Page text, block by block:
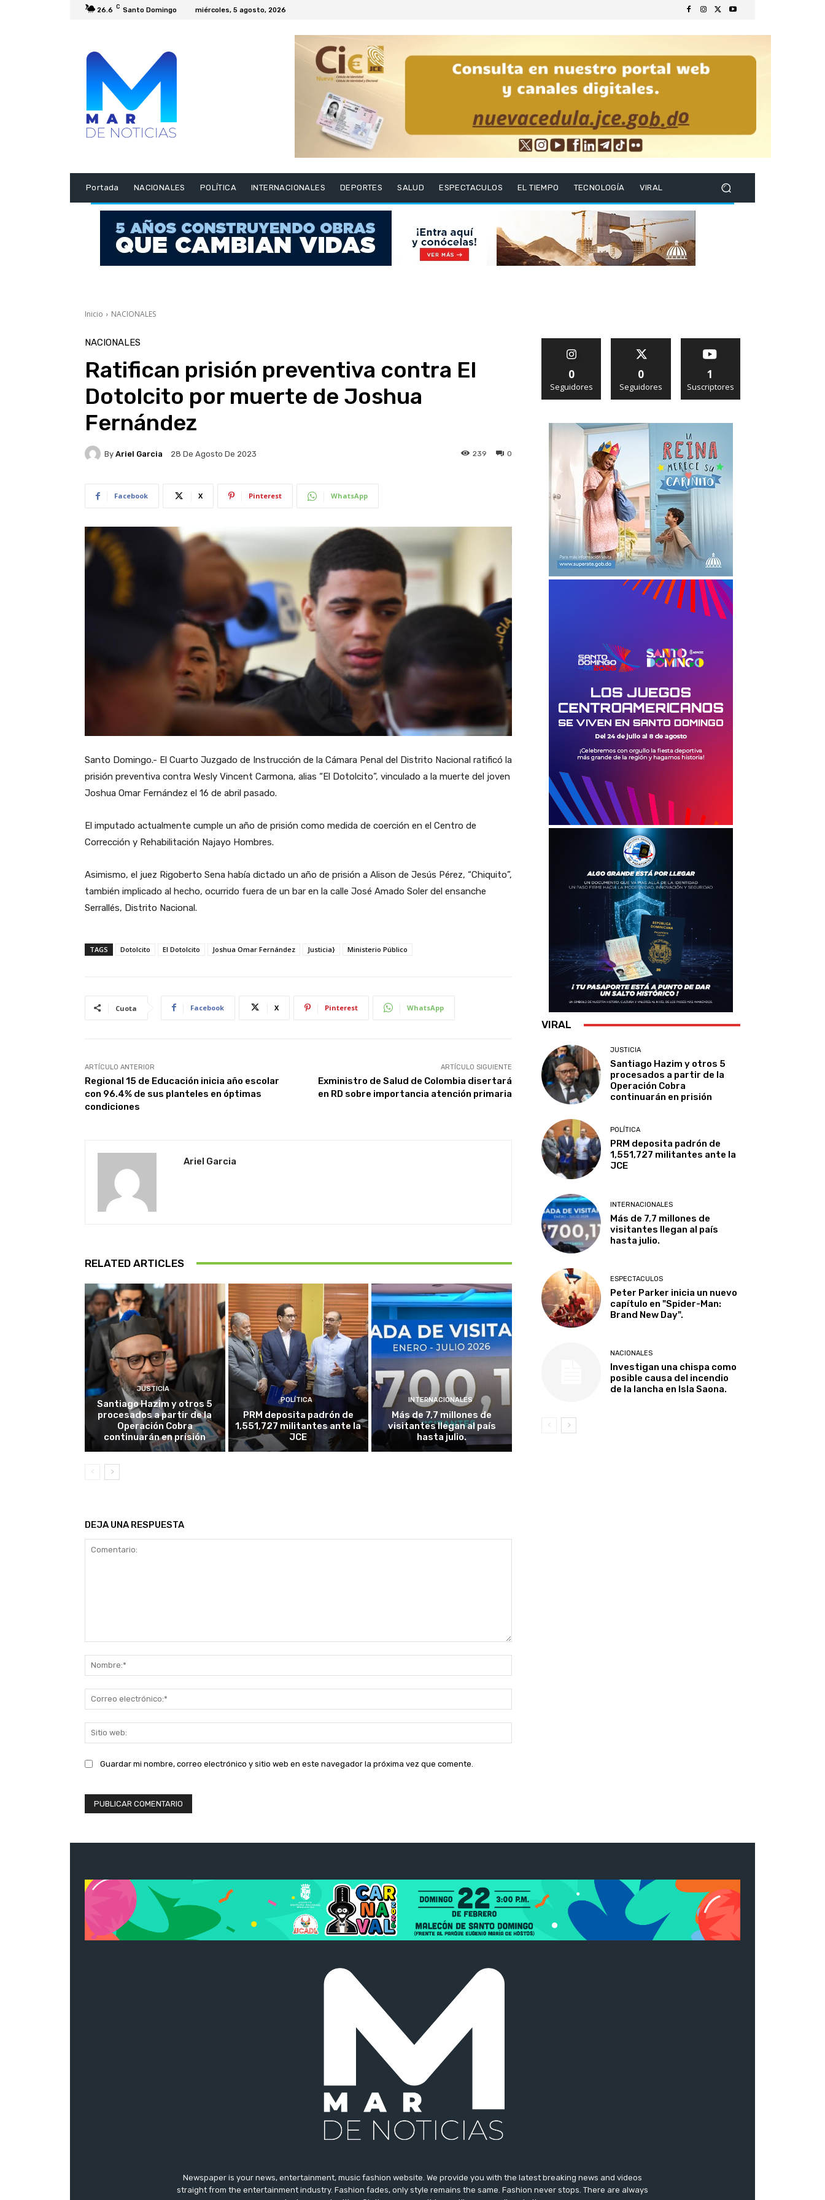
26.6 C Santo Domingo miércoles, 5 agosto, 2026
Portada NACIONALES POLÍTICA INTERNACIONALES DEPORTES SALUD ESPECTACULOS EL TIEMPO TECNOLOGÍA VIRAL
Inicio NACIONALES
NACIONALES
Ratifican prisión preventiva contra El
Dotolcito por muerte de Joshua
Fernández
By Ariel Garcia 28 De Agosto De 2023 0
239
Facebook X Pinterest WhatsApp
Santo Domingo.- El Cuarto Juzgado de Instrucción de la Cámara Penal del Distrito Nacional ratificó la
prisión preventiva contra Wesly Vincent Carmona, alias “El Dotolcito”, vinculado a la muerte del joven
Joshua Omar Fernández el 16 de abril pasado.
El imputado actualmente cumple un año de prisión como medida de coerción en el Centro de
Corrección y Rehabilitación Najayo Hombres.
Asimismo, el juez Rigoberto Sena había dictado un año de prisión a Alison de Jesús Pérez, “Chiquito”,
también implicado al hecho, ocurrido fuera de un bar en la calle José Amado Soler del ensanche
Serrallés, Distrito Nacional.
TAGS Dotolcito El Dotolcito Joshua Omar Fernández Justicia} Ministerio Público
Cuota Facebook X Pinterest WhatsApp
ARTÍCULO ANTERIOR
Regional 15 de Educación inicia año escolar
con 96.4% de sus planteles en óptimas
condiciones
ARTÍCULO SIGUIENTE
Exministro de Salud de Colombia disertará
en RD sobre importancia atención primaria
Ariel Garcia
RELATED ARTICLES
JUSTICIA
Santiago Hazim y otros 5
procesados a partir de la
Operación Cobra
continuarán en prisión
POLÍTICA
PRM deposita padrón de
1,551,727 militantes ante la
JCE
INTERNACIONALES
Más de 7,7 millones de
visitantes llegan al país
hasta julio.
DEJA UNA RESPUESTA
electrónico:*
web:
Guardar mi nombre, correo electrónico y sitio web en este navegador la próxima vez que comente.
0
Seguidores
0
Seguidores
1
Suscriptores
VIRAL
JUSTICIA
Santiago Hazim y otros 5
procesados a partir de la
Operación Cobra
continuarán en prisión
POLÍTICA
PRM deposita padrón de
1,551,727 militantes ante la
JCE
INTERNACIONALES
Más de 7,7 millones de
visitantes llegan al país
hasta julio.
ESPECTACULOS
Peter Parker inicia un nuevo
capítulo en "Spider-Man:
Brand New Day".
NACIONALES
Investigan una chispa como
posible causa del incendio
de la lancha en Isla Saona.
Newspaper is your news, entertainment, music fashion website. We provide you with the latest breaking news and videos
straight from the entertainment industry. Fashion fades, only style remains the same. Fashion never stops. There are always